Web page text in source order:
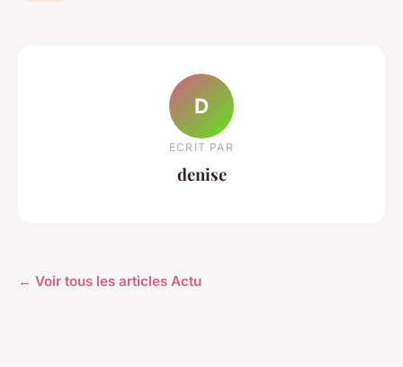
D
ECRIT PAR
denise
← Voir tous les articles Actu